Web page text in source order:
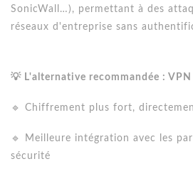
SonicWall…), permettant à des
réseaux d'entreprise sans
💡 L'alternative recommandée : VPN
🔹 Chiffrement plus fort,
🔹 Meilleure intégration avec les
sécurité